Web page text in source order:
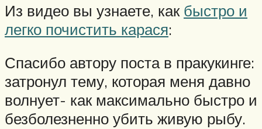
Из видео вы узнаете, как быстро и
легко почистить карася:
Спасибо автору поста в пракукинге:
затронул тему, которая меня давно
волнует- как максимально быстро и
безболезненно убить живую рыбу.